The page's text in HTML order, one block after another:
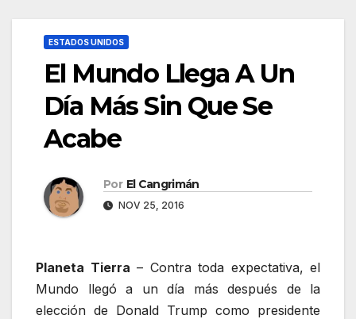
ESTADOS UNIDOS
El Mundo Llega A Un
Día Más Sin Que Se
Acabe
Por El Cangrimán
NOV 25, 2016
Planeta Tierra – Contra toda expectativa, el
Mundo llegó a un día más después de la
elección de Donald Trump como presidente